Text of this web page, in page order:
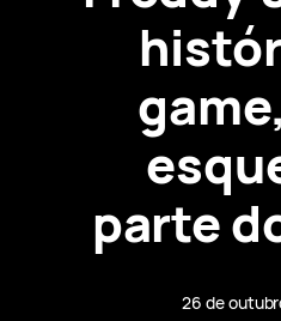
parte
26 de